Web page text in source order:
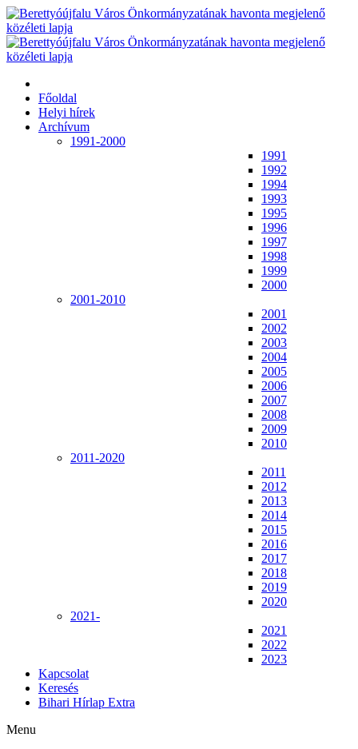
Főoldal
Helyi hírek
Archívum
1991-2000
1991
1992
1994
1993
1995
1996
1997
1998
1999
2000
2001-2010
2001
2002
2003
2004
2005
2006
2007
2008
2009
2010
2011-2020
2011
2012
2013
2014
2015
2016
2017
2018
2019
2020
2021-
2021
2022
2023
Kapcsolat
Keresés
Bihari Hírlap Extra
Menu